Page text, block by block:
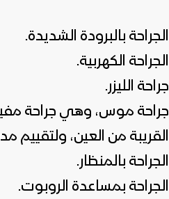
الجراحة بالبرودة الشديدة.
الجراحة الكهربية.
جراحة الليزر.
جراحة موس، وهي جراحة
القريبة من العين،
الجراحة بالمنظار.
الجراحة بمساعدة الروبوت.